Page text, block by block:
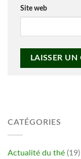
Site web
CATÉGORIES
Actualité du thé (19)